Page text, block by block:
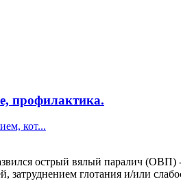
профилактика.
кот...
острый вялый паралич
затруднением глотания и/или